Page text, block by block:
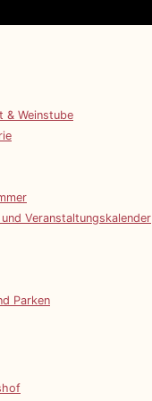
& Weinstube
Veranstaltungskalender
Parken